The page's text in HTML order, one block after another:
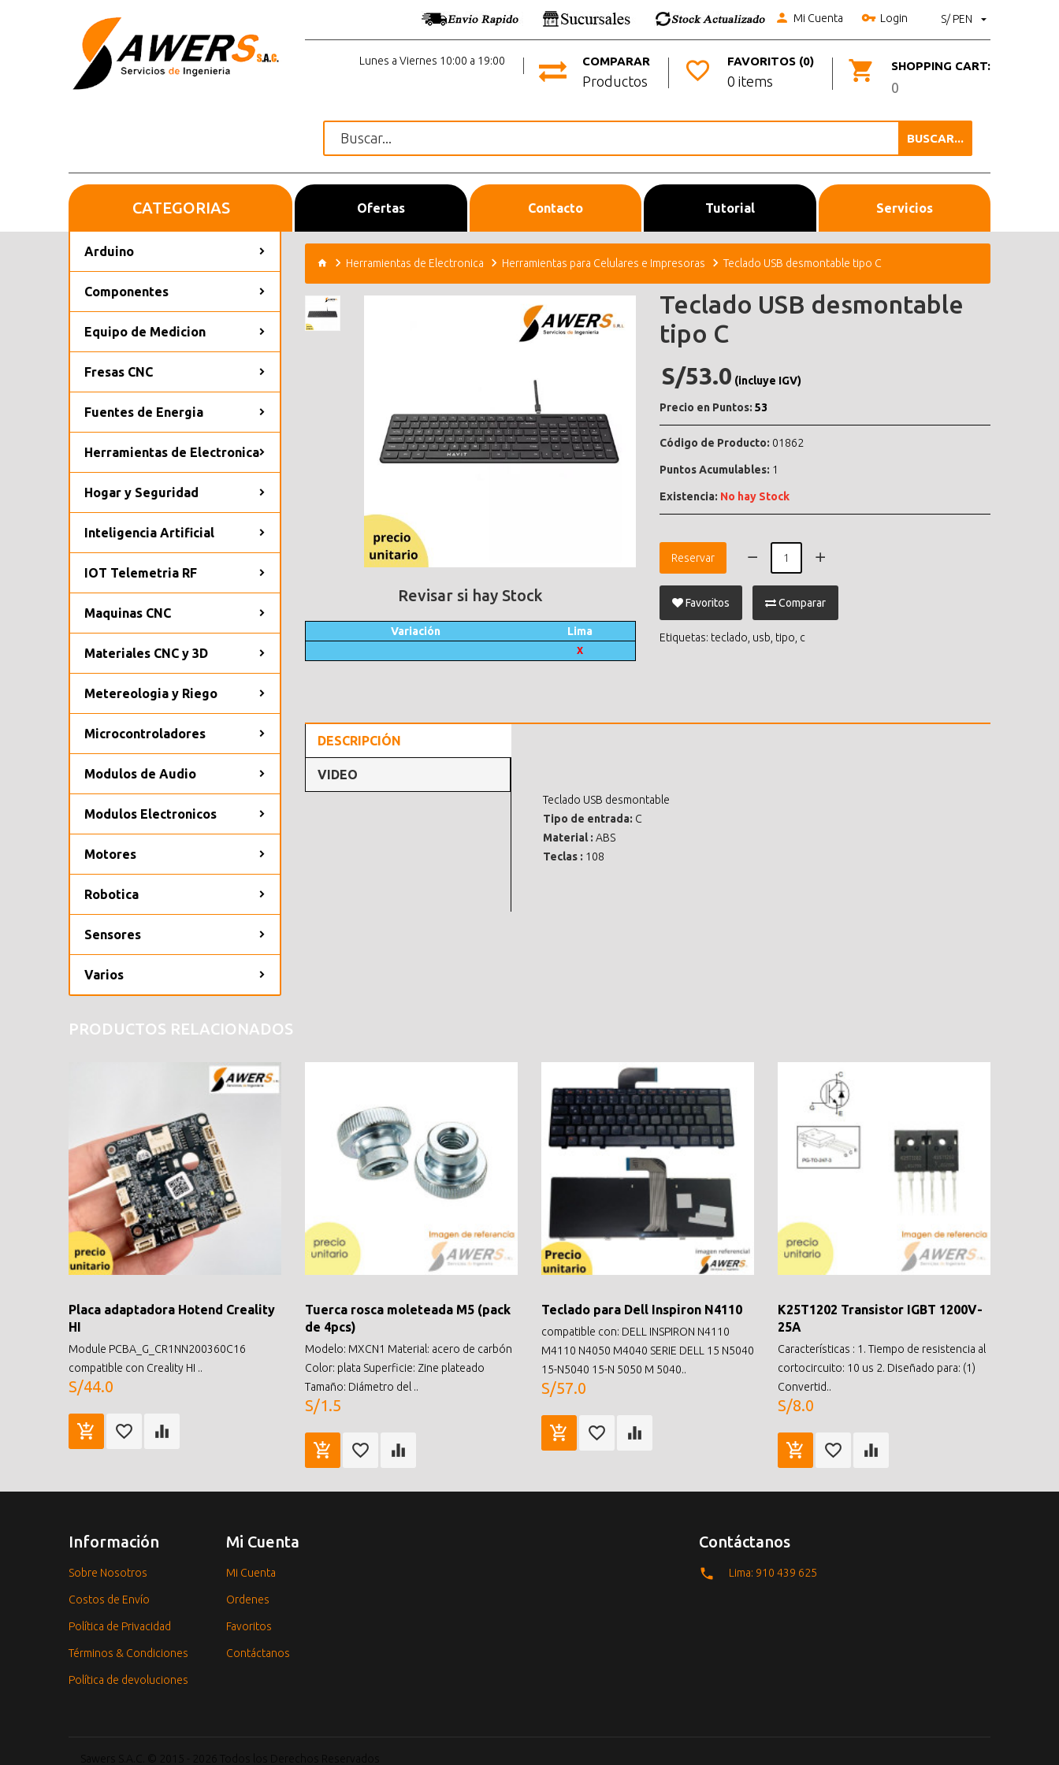
S/ PEN
Mi Cuenta Login
SHOPPING CART:
0
FAVORITOS (0)
0 items
COMPARAR
Productos
Lunes a Viernes 10:00 a 19:00
BUSCAR...
Inicio Ofertas Contacto Tutorial Servicios
CATEGORIAS
Arduino
Componentes
Equipo de Medicion
Fresas CNC
Fuentes de Energia
Herramientas de Electronica
Hogar y Seguridad
Inteligencia Artificial
IOT Telemetria RF
Maquinas CNC
Materiales CNC y 3D
Metereologia y Riego
Microcontroladores
Modulos de Audio
Modulos Electronicos
Motores
Robotica
Sensores
Varios
Herramientas de Electronica Herramientas para Celulares e Impresoras Teclado USB desmontable tipo C
Revisar si hay Stock
Variación Lima
X
Teclado USB desmontable
tipo C
S/53.0 (incluye IGV)
Precio en Puntos: 53
Código de Producto: 01862
Puntos Acumulables: 1
Existencia: No hay Stock
Reservar
Favoritos Comparar
Etiquetas: teclado usb tipo c
DESCRIPCIÓN
VIDEO
Teclado USB desmontable
Tipo de entrada: C
Material : ABS
Teclas : 108
PRODUCTOS RELACIONADOS
Placa adaptadora Hotend Creality
HI
Module PCBA_G_CR1NN200360C16
compatible con Creality HI ..
S/44.0
Tuerca rosca moleteada M5 (pack
de 4pcs)
Modelo: MXCN1 Material: acero de carbón
Color: plata Superficie: Zine plateado
Tamaño: Diámetro del ..
S/1.5
Teclado para Dell Inspiron N4110
compatible con: DELL INSPIRON N4110
M4110 N4050 M4040 SERIE DELL 15 N5040
15-N5040 15-N 5050 M 5040..
S/57.0
K25T1202 Transistor IGBT 1200V-
25A
Características : 1. Tiempo de resistencia al
cortocircuito: 10 us 2. Diseñado para: (1)
Convertid..
S/8.0
Información
Sobre Nosotros
Costos de Envío
Política de Privacidad
Términos & Condiciones
Política de devoluciones
Mi Cuenta
Mi Cuenta
Ordenes
Favoritos
Contáctanos
Contáctanos
Lima: 910 439 625